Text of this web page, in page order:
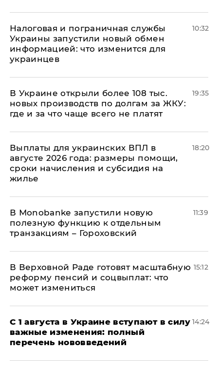
Налоговая и пограничная службы
Украины запустили новый обмен
информацией: что изменится для
украинцев
10:32
В Украине открыли более 108 тыс.
новых производств по долгам за ЖКУ:
где и за что чаще всего не платят
19:35
Выплаты для украинских ВПЛ в
августе 2026 года: размеры помощи,
сроки начисления и субсидия на
жилье
18:20
В Мonobankе запустили новую
полезную функцию к отдельным
транзакциям – Гороховский
11:39
В Верховной Раде готовят масштабную
реформу пенсий и соцвыплат: что
может измениться
15:12
С 1 августа в Украине вступают в силу
важные изменения: полный
перечень нововведений
14:24